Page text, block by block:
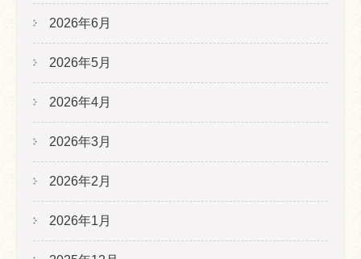
2026年6月
2026年5月
2026年4月
2026年3月
2026年2月
2026年1月